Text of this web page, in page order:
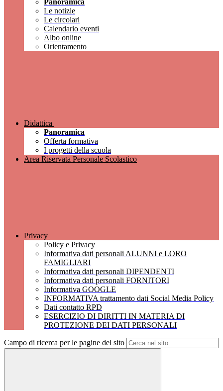
Panoramica
Le notizie
Le circolari
Calendario eventi
Albo online
Orientamento
Didattica
Panoramica
Offerta formativa
I progetti della scuola
Area Riservata Personale Scolastico
Privacy
Policy e Privacy
Informativa dati personali ALUNNI e LORO
FAMIGLIARI
Informativa dati personali DIPENDENTI
Informativa dati personali FORNITORI
Informativa GOOGLE
INFORMATIVA trattamento dati Social Media Policy
Dati contatto RPD
ESERCIZIO DI DIRITTI IN MATERIA DI
PROTEZIONE DEI DATI PERSONALI
Campo di ricerca per le pagine del sito